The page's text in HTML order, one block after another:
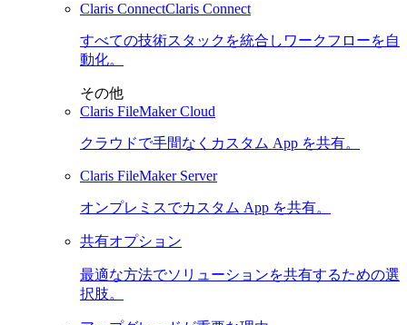
Claris ConnectClaris Connect
すべての技術スタックを統合しワークフローを自
動化。
その他
Claris FileMaker Cloud
クラウドで手間なくカスタム App を共有。
Claris FileMaker Server
オンプレミスでカスタム App を共有。
共有オプション
最適な方法でソリューションを共有するための選
択肢。